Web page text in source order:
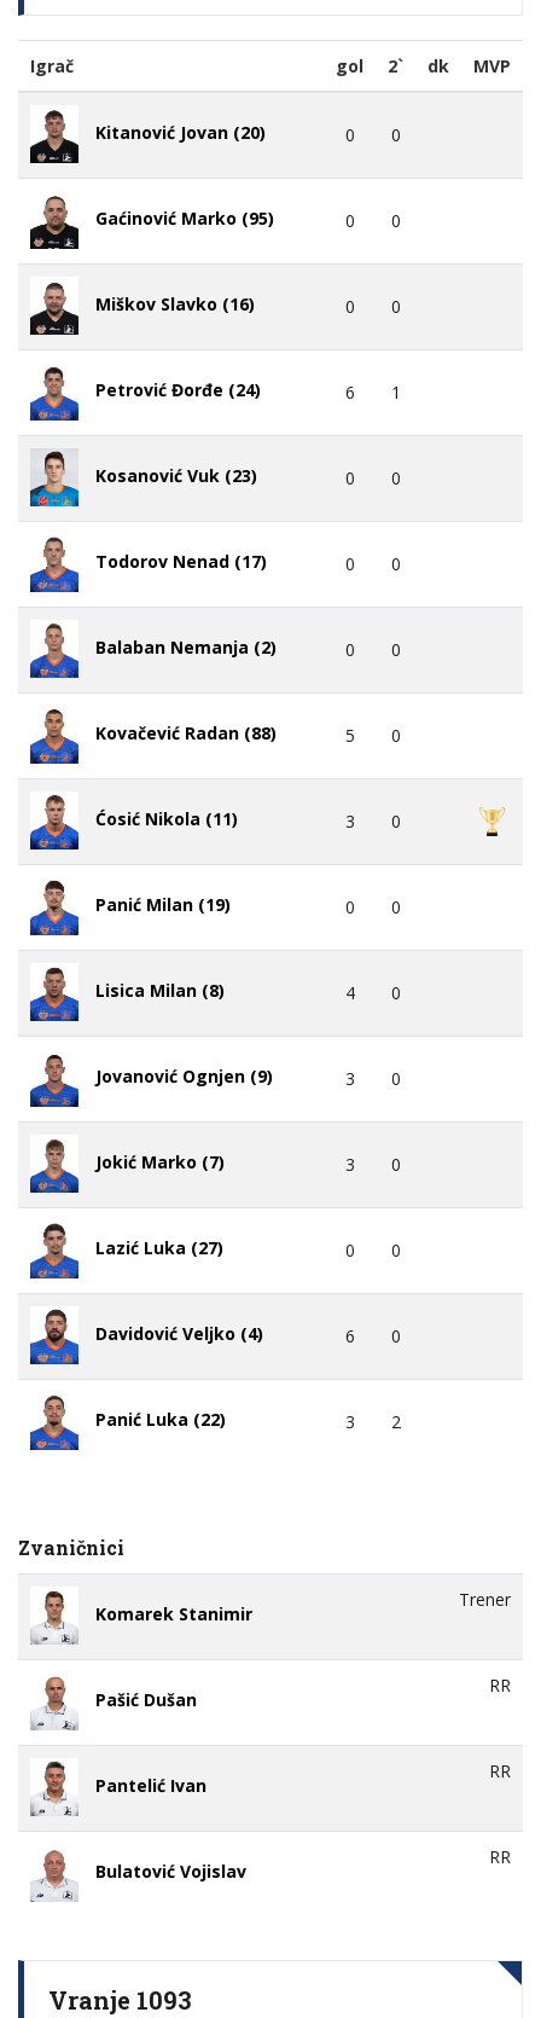
Igrač gol 2` dk MVP
Kitanović Jovan (20) 0 0
Gaćinović Marko (95) 0 0
Miškov Slavko (16) 0 0
Petrović Đorđe (24) 6 1
Kosanović Vuk (23) 0 0
Todorov Nenad (17) 0 0
Balaban Nemanja (2) 0 0
Kovačević Radan (88) 5 0
Ćosić Nikola (11) 3 0
Panić Milan (19) 0 0
Lisica Milan (8) 4 0
Jovanović Ognjen (9) 3 0
Jokić Marko (7) 3 0
Lazić Luka (27) 0 0
Davidović Veljko (4) 6 0
Panić Luka (22) 3 2
Zvaničnici
Komarek Stanimir
Trener
Pašić Dušan
RR
Pantelić Ivan
RR
Bulatović Vojislav
RR
Vranje 1093